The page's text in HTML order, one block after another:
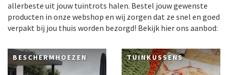
allerbeste uit jouw tuintrots halen. Bestel jouw gewenste
producten in onze webshop en wij zorgen dat ze snel en goed
verpakt bij jou thuis worden bezorgd! Bekijk hier ons aanbod:
BESCHERMHOEZEN TUINKUSSENS